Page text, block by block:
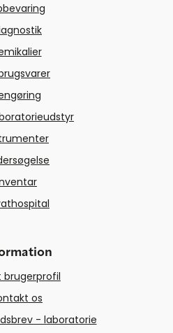
brugerprofil
os
- laboratorie